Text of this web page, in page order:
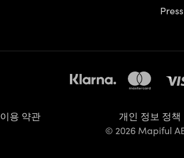
Press
이용 약관
개인 정보 정책
© 2026 Mapiful